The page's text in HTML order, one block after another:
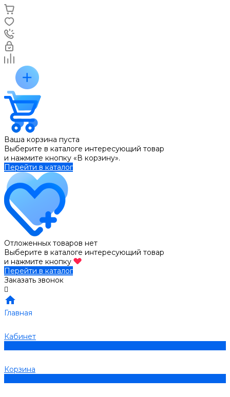
Ваша корзина пуста
Выберите в каталоге интересующий товар
и нажмите кнопку «В корзину».
Перейти в каталог
Отложенных товаров нет
Выберите в каталоге интересующий товар
и нажмите кнопку
Перейти в каталог
Заказать звонок
Главная
Кабинет
Корзина